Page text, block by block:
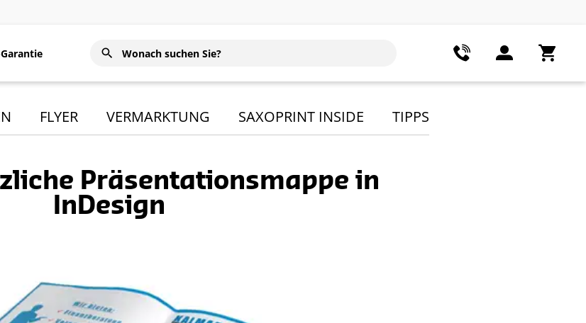
FLYER VERMARKTUNG SAXOPRINT INSIDE TIPPS
Präsentationsmappe in
InDesign